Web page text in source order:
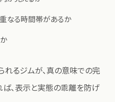
なる時間帯があるか
れるジムが、真の意味での完
、表示と実態の乖離を防げ